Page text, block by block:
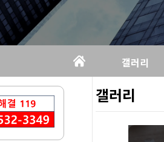
갤러리
갤러리